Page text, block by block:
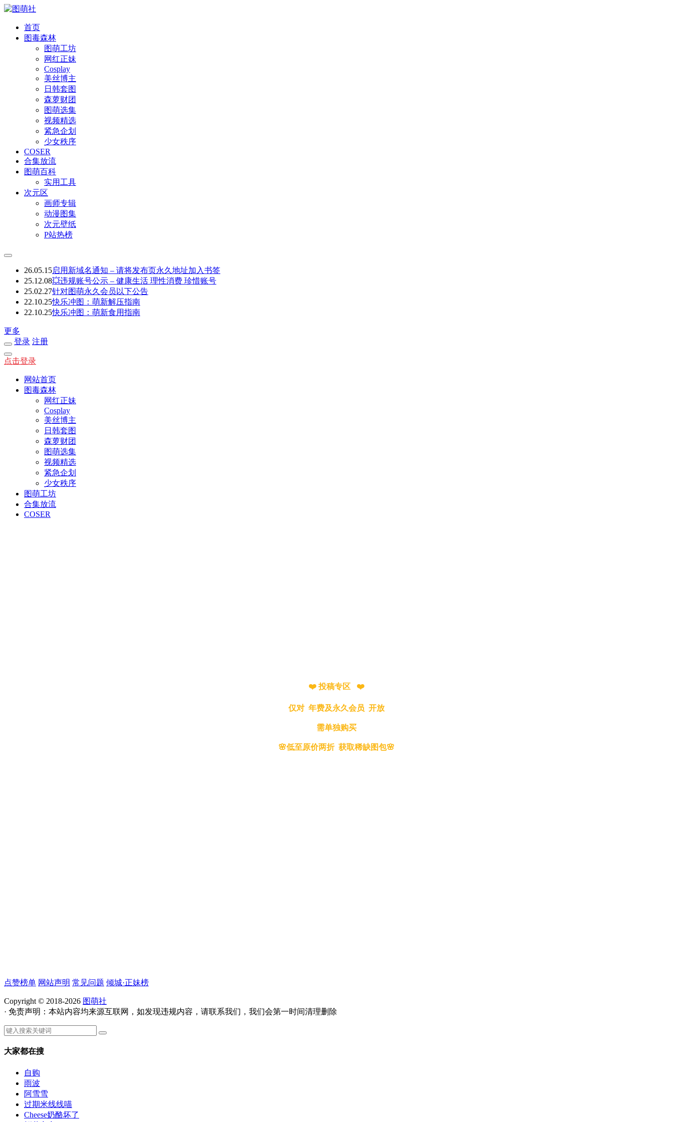
首页
图毒森林
图萌工坊
网红正妹
Cosplay
美丝博主
日韩套图
森萝财团
图萌选集
视频精选
紧急企划
少女秩序
COSER
合集放流
图萌百科
实用工具
次元区
画师专辑
动漫图集
次元壁纸
P站热榜
26.05.15启用新域名通知 – 请将发布页永久地址加入书签
25.12.08💥违规账号公示 – 健康生活 理性消费 珍惜账号
25.02.27针对图萌永久会员以下公告
22.10.25快乐冲图：萌新解压指南
22.10.25快乐冲图：萌新食用指南
更多
登录 注册
点击登录
网站首页
图毒森林
网红正妹
Cosplay
美丝博主
日韩套图
森萝财团
图萌选集
视频精选
紧急企划
少女秩序
图萌工坊
合集放流
COSER
❤️ 投稿专区 ❤️
仅对 年费及永久会员 开放
需单独购买
🌸低至原价两折 获取稀缺图包🌸
点赞榜单 网站声明 常见问题 倾城·正妹榜
Copyright © 2018-2026 图萌社
· 免责声明：本站内容均来源互联网，如发现违规内容，请联系我们，我们会第一时间清理删除
大家都在搜
自购
雨波
阿雪雪
过期米线线喵
Cheese奶酪坏了